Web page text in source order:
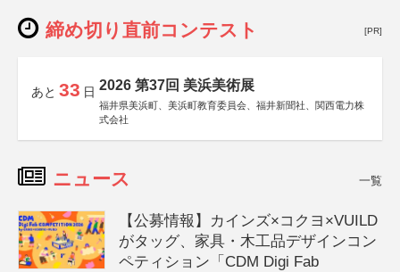
締め切り直前コンテスト [PR]
あと 33 日 2026 第37回 美浜美術展
福井県美浜町、美浜町教育委員会、福井新聞社、関西電力株
式会社
ニュース 一覧
【公募情報】カインズ×コクヨ×VUILD
がタッグ、家具・木工品デザインコン
ペティション「CDM Digi Fab